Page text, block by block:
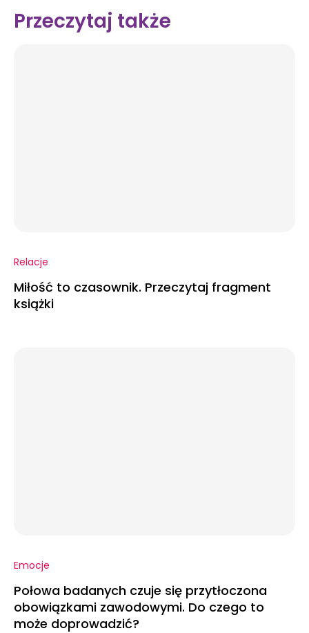
Przeczytaj także
Relacje
Miłość to czasownik. Przeczytaj fragment
książki
Emocje
Połowa badanych czuje się przytłoczona
obowiązkami zawodowymi. Do czego to
może doprowadzić?